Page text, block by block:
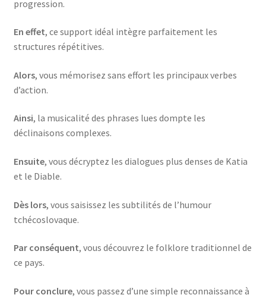
progression.
En effet, ce support idéal intègre parfaitement les
structures répétitives.
Alors, vous mémorisez sans effort les principaux verbes
d’action.
Ainsi, la musicalité des phrases lues dompte les
déclinaisons complexes.
Ensuite, vous décryptez les dialogues plus denses de Katia
et le Diable.
Dès lors, vous saisissez les subtilités de l’humour
tchécoslovaque.
Par conséquent, vous découvrez le folklore traditionnel de
ce pays.
Pour conclure, vous passez d’une simple reconnaissance à